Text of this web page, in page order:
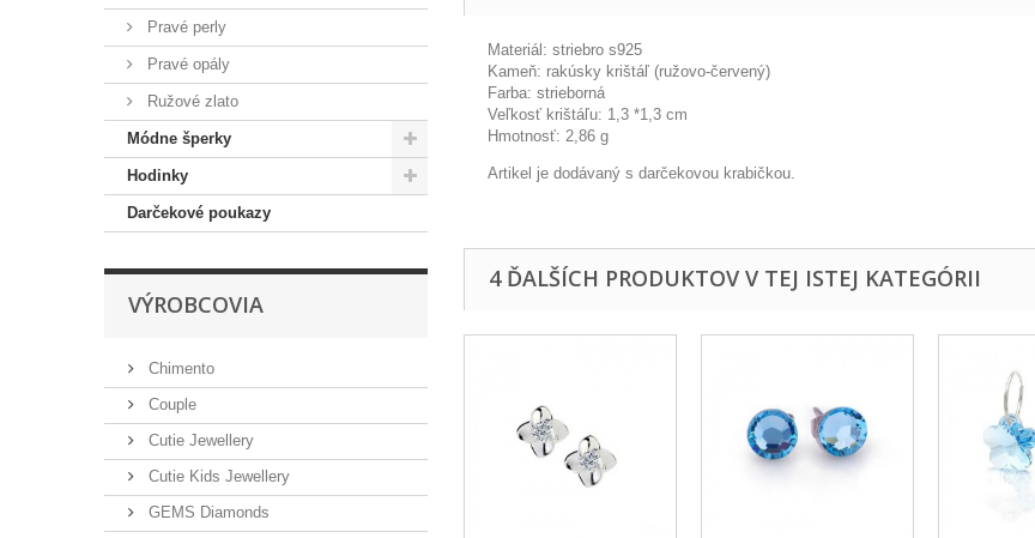
Pravé perly
Pravé opály
Ružové zlato
Módne šperky
Hodinky
Darčekové poukazy
VÝROBCOVIA
Chimento
Couple
Cutie Jewellery
Cutie Kids Jewellery
GEMS Diamonds
Materiál: striebro s925
Kameň: rakúsky krištáľ (ružovo-červený)
Farba: strieborná
Veľkosť krištáľu: 1,3 *1,3 cm
Hmotnosť: 2,86 g
Artikel je dodávaný s darčekovou krabičkou.
4 ĎALŠÍCH PRODUKTOV V TEJ ISTEJ KATEGÓRII